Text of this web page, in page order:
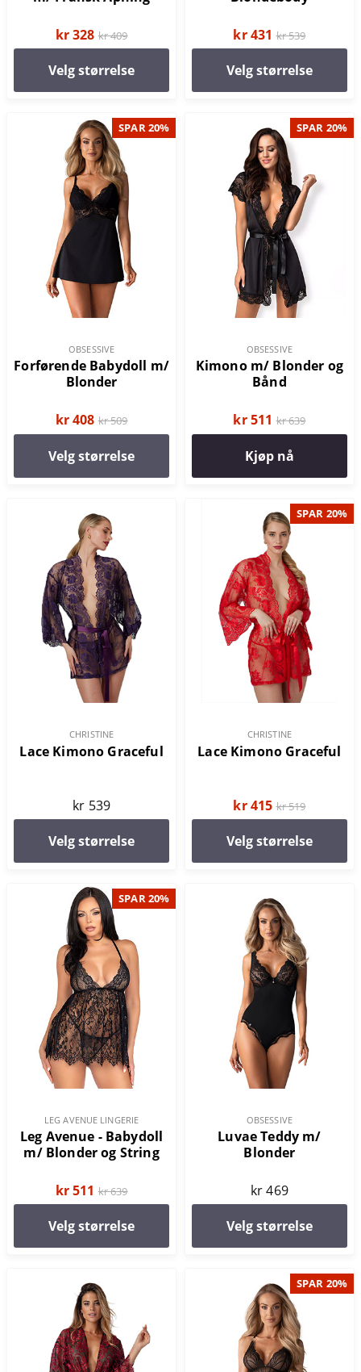
kr 328 kr 409
Velg størrelse
kr 431 kr 539
Velg størrelse
SPAR 20%
OBSESSIVE
Forførende Babydoll m/
Blonder
kr 408 kr 509
Velg størrelse
SPAR 20%
OBSESSIVE
Kimono m/ Blonder og
Bånd
kr 511 kr 639
Kjøp nå
CHRISTINE
Lace Kimono Graceful
kr 539
Velg størrelse
SPAR 20%
CHRISTINE
Lace Kimono Graceful
kr 415 kr 519
Velg størrelse
SPAR 20%
LEG AVENUE LINGERIE
Leg Avenue - Babydoll
m/ Blonder og String
kr 511 kr 639
Velg størrelse
OBSESSIVE
Luvae Teddy m/
Blonder
kr 469
Velg størrelse
SPAR 20%